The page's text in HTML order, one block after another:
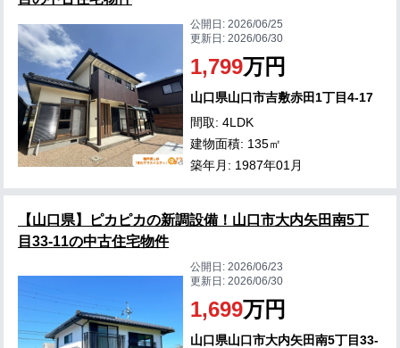
公開日:2026/06/25
更新日:2026/06/30
1,799万円
山口県山口市吉敷赤田1丁目4-17
間取: 4LDK
建物面積: 135㎡
築年月: 1987年01月
【山口県】ピカピカの新調設備！山口市大内矢田南5丁
目33-11の中古住宅物件
公開日:2026/06/23
更新日:2026/06/30
1,699万円
山口県山口市大内矢田南5丁目33-